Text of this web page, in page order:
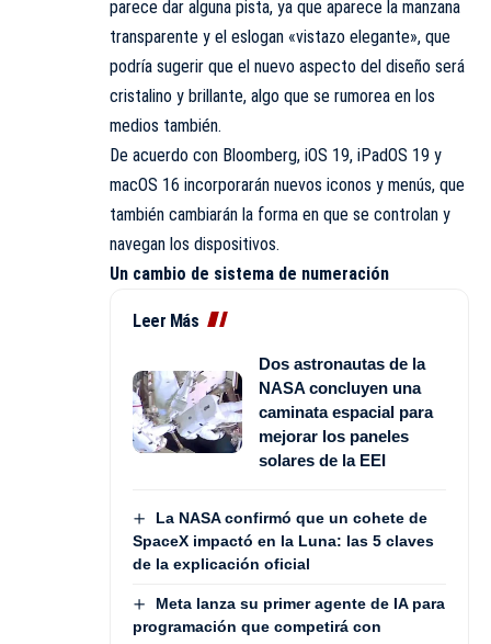
parece dar alguna pista, ya que aparece la manzana
transparente y el eslogan «vistazo elegante», que
podría sugerir que el nuevo aspecto del diseño será
cristalino y brillante, algo que se rumorea en los
medios también.
De acuerdo con Bloomberg, iOS 19, iPadOS 19 y
macOS 16 incorporarán nuevos iconos y menús, que
también cambiarán la forma en que se controlan y
navegan los dispositivos.
Un cambio de sistema de numeración
Leer Más
Dos astronautas de la
NASA concluyen una
caminata espacial para
mejorar los paneles
solares de la EEI
La NASA confirmó que un cohete de
SpaceX impactó en la Luna: las 5 claves
de la explicación oficial
Meta lanza su primer agente de IA para
programación que competirá con